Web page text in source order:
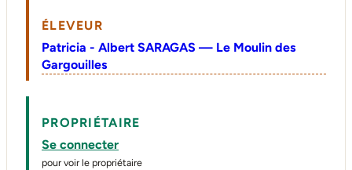
ÉLEVEUR
Patricia - Albert SARAGAS — Le Moulin des
Gargouilles
PROPRIÉTAIRE
Se connecter
pour voir le propriétaire